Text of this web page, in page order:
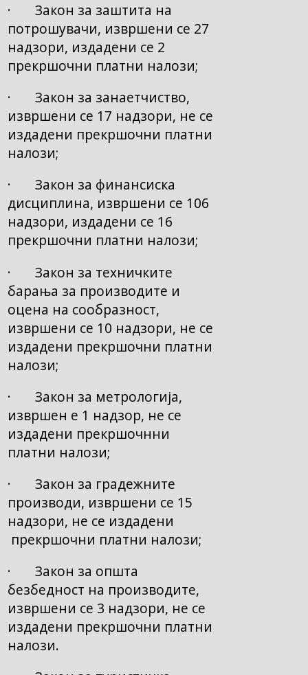
· Закон за заштита на
потрошувачи, извршени се 27
надзори, издадени се 2
прекршочни платни налози;
· Закон за занаетчиство,
извршени се 17 надзори, не се
издадени прекршочни платни
налози;
· Закон за финансиска
дисциплина, извршени се 106
надзори, издадени се 16
прекршочни платни налози;
· Закон за техничките
барања за производите и
оцена на сообразност,
извршени се 10 надзори, не се
издадени прекршочни платни
налози;
· Закон за метрологија,
извршен е 1 надзор, не се
издадени прекршочнни
платни налози;
· Закон за градежните
производи, извршени се 15
надзори, не се издадени
прекршочни платни налози;
· Закон за општа
безбедност на производите,
извршени се 3 надзори, не се
издадени прекршочни платни
налози.